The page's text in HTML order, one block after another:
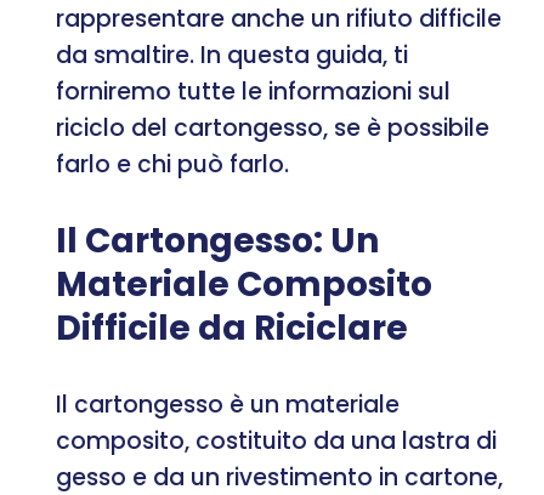
rappresentare anche un rifiuto difficile
da smaltire. In questa guida, ti
forniremo tutte le informazioni sul
riciclo del cartongesso, se è possibile
farlo e chi può farlo.
Il Cartongesso: Un
Materiale Composito
Difficile da Riciclare
Il cartongesso è un materiale
composito, costituito da una lastra di
gesso e da un rivestimento in cartone,